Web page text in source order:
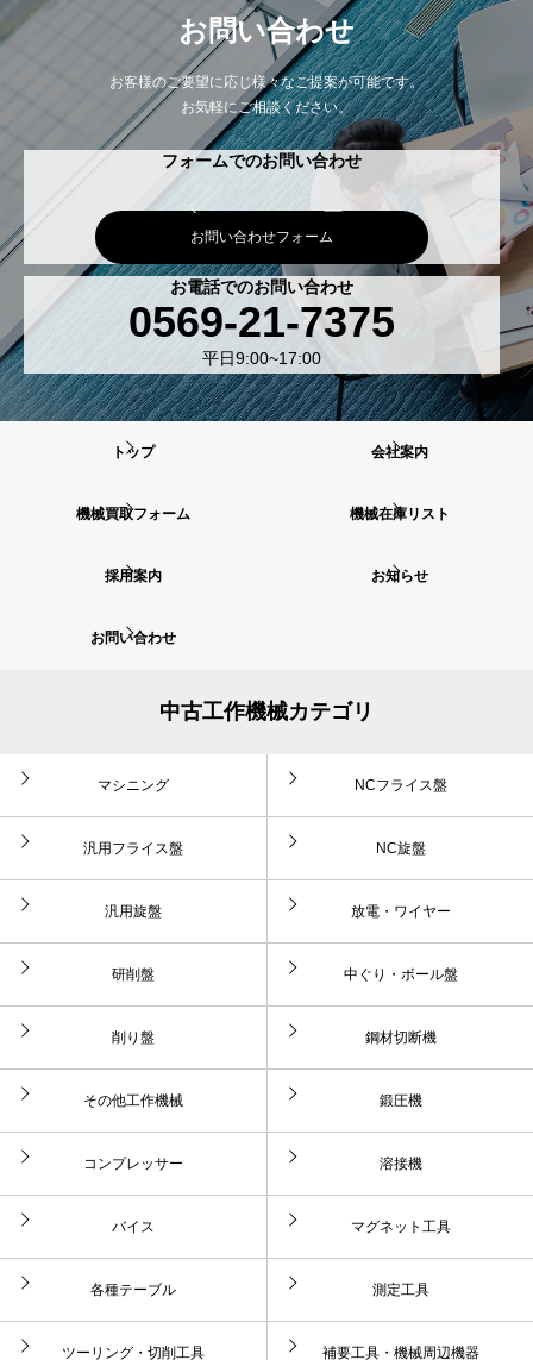
お問い合わせ
お客様のご要望に応じ様々なご提案が可能です。
お気軽にご相談ください。
フォームでのお問い合わせ
お問い合わせフォーム
お電話でのお問い合わせ
0569-21-7375
平日9:00~17:00
トップ 会社案内
機械買取フォーム 機械在庫リスト
採用案内 お知らせ
お問い合わせ
中古工作機械カテゴリ
マシニング NCフライス盤
汎用フライス盤 NC旋盤
汎用旋盤 放電・ワイヤー
研削盤 中ぐり・ボール盤
削り盤 鋼材切断機
その他工作機械 鍛圧機
コンプレッサー 溶接機
バイス マグネット工具
各種テーブル 測定工具
ツーリング・切削工具 補要工具・機械周辺機器